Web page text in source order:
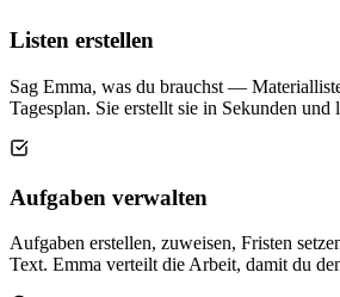
Listen erstellen
Sag Emma, was du brauchst —
Tagesplan. Sie erstellt sie in Sekunden und
Aufgaben verwalten
Aufgaben erstellen, zuweisen, Fristen
Text. Emma verteilt die Arbeit, damit du